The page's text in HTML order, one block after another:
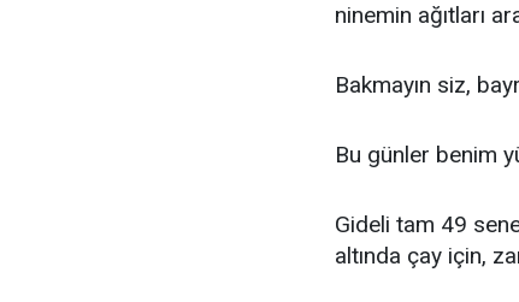
ninemin ağıtları
Bakmayın siz,
Bu günler benim
Gideli tam 49
altında çay için,